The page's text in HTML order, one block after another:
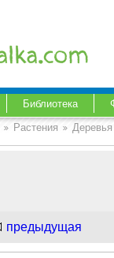
Библиотека
Растения Деревья
предыдущая